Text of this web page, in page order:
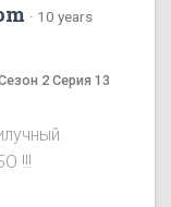
· 10 years
2 Серия 13
!!!